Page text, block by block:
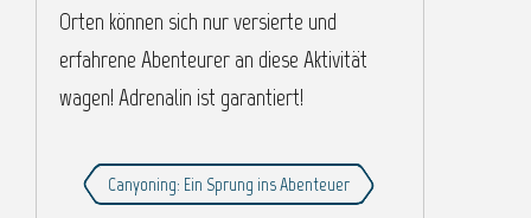
Orten können sich nur versierte und
erfahrene Abenteurer an diese Aktivität
wagen! Adrenalin ist garantiert!
Canyoning: Ein Sprung ins Abenteuer